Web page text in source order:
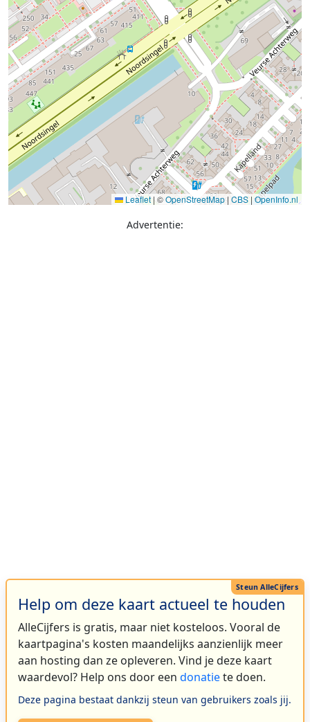
Leaflet | ©OpenStreetMap | CBS |OpenInfo.nl
Advertentie:
Help om deze kaart actueel te houden
AlleCijfers is gratis, maar niet kosteloos. Vooral de
kaartpagina's kosten maandelijks aanzienlijk meer
aan hosting dan ze opleveren. Vind je deze kaart
waardevol? Help ons door een donatiete doen.
Deze pagina bestaat dankzij steun van gebruikers zoals jij.